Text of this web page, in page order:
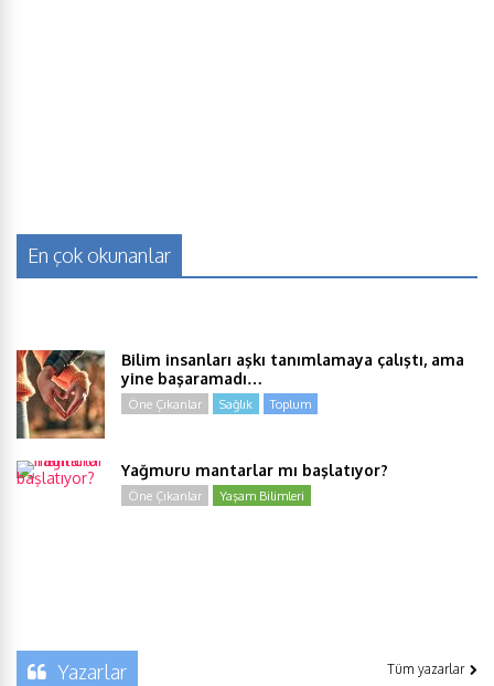
En çok okunanlar
Bilim insanları aşkı tanımlamaya çalıştı, ama
yine başaramadı…
Öne Çıkanlar Sağlık Toplum
Yağmuru mantarlar mı başlatıyor?
Öne Çıkanlar Yaşam Bilimleri
Yazarlar Tüm yazarlar